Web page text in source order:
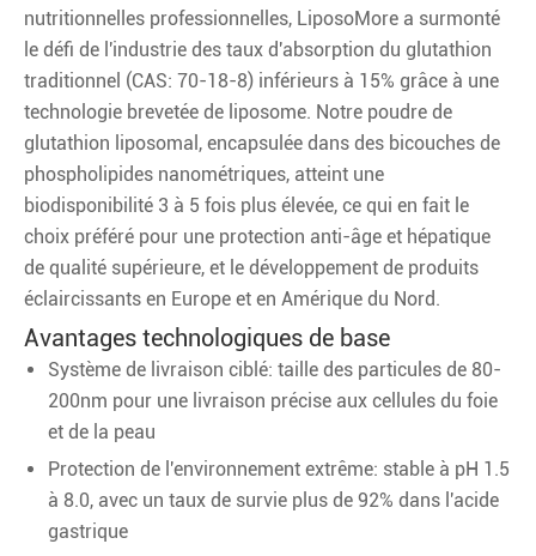
nutritionnelles professionnelles, LiposoMore a surmonté
le défi de l'industrie des taux d'absorption du glutathion
traditionnel (CAS: 70-18-8) inférieurs à 15% grâce à une
technologie brevetée de liposome. Notre poudre de
glutathion liposomal, encapsulée dans des bicouches de
phospholipides nanométriques, atteint une
biodisponibilité 3 à 5 fois plus élevée, ce qui en fait le
choix préféré pour une protection anti-âge et hépatique
de qualité supérieure, et le développement de produits
éclaircissants en Europe et en Amérique du Nord.
Avantages technologiques de base
Système de livraison ciblé: taille des particules de 80-
200nm pour une livraison précise aux cellules du foie
et de la peau
Protection de l'environnement extrême: stable à pH 1.5
à 8.0, avec un taux de survie plus de 92% dans l'acide
gastrique